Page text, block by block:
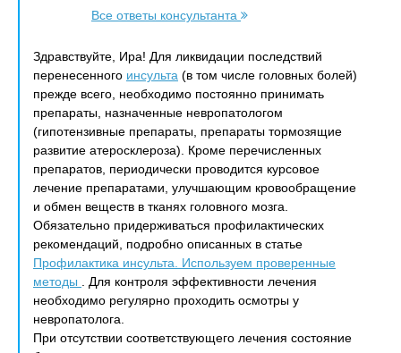
Все ответы консультанта
Здравствуйте, Ира! Для ликвидации последствий
перенесенного инсульта (в том числе головных болей)
прежде всего, необходимо постоянно принимать
препараты, назначенные невропатологом
(гипотензивные препараты, препараты тормозящие
развитие атеросклероза). Кроме перечисленных
препаратов, периодически проводится курсовое
лечение препаратами, улучшающим кровообращение
и обмен веществ в тканях головного мозга.
Обязательно придерживаться профилактических
рекомендаций, подробно описанных в статье
Профилактика инсульта. Используем проверенные
методы
. Для контроля эффективности лечения
необходимо регулярно проходить осмотры у
невропатолога.
При отсутствии соответствующего лечения состояние